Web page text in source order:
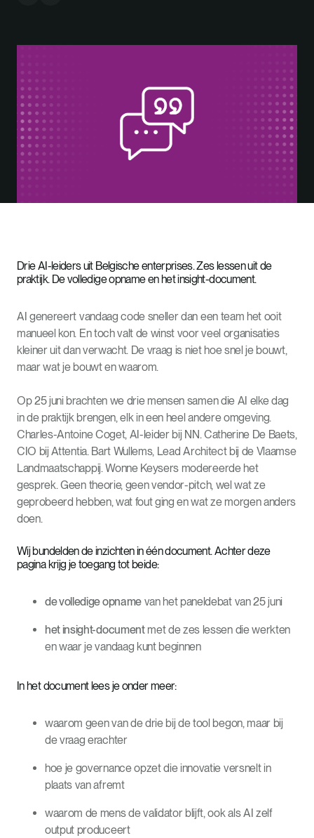
Drie AI-leiders uit Belgische enterprises. Zes lessen uit de
praktijk. De volledige opname en het insight-document.
AI genereert vandaag code sneller dan een team het ooit
manueel kon. En toch valt de winst voor veel organisaties
kleiner uit dan verwacht. De vraag is niet hoe snel je bouwt,
maar wat je bouwt en waarom.
Op 25 juni brachten we drie mensen samen die AI elke dag
in de praktijk brengen, elk in een heel andere omgeving.
Charles-Antoine Coget, AI-leider bij NN. Catherine De Baets,
CIO bij Attentia. Bart Wullems, Lead Architect bij de Vlaamse
Landmaatschappij. Wonne Keysers modereerde het
gesprek. Geen theorie, geen vendor-pitch, wel wat ze
geprobeerd hebben, wat fout ging en wat ze morgen anders
doen.
Wij bundelden de inzichten in één document. Achter deze
pagina krijg je toegang tot beide:
de volledige opnamevan het paneldebat van 25 juni
het insight-documentmet de zes lessen die werkten
en waar je vandaag kunt beginnen
In het document lees je onder meer:
waarom geen van de drie bij de tool begon, maar bij
de vraag erachter
hoe je governance opzet die innovatie versnelt in
plaats van afremt
waarom de mens de validator blijft, ook als AI zelf
output produceert